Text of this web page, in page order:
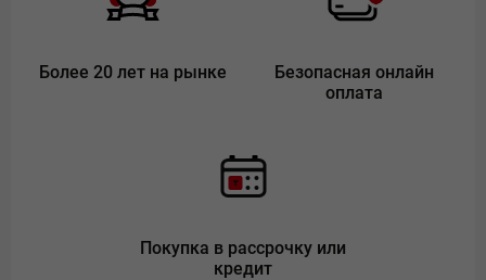
Более 20 лет на рынке
Безопасная онлайн
оплата
Покупка в рассрочку или
кредит